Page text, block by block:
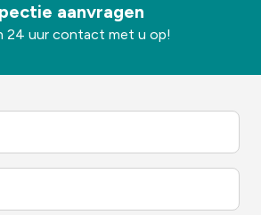
aanvragen
24 uur contact met u op!